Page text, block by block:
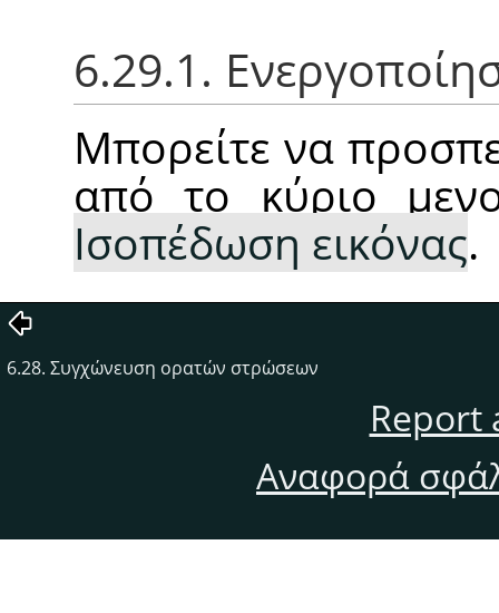
6.29.1.
Μπορείτε να
από το κύριο
Ισοπέδωση εικόνας.
6.28. Συγχώνευση ορατών στρώσεων
Report
Αναφορά